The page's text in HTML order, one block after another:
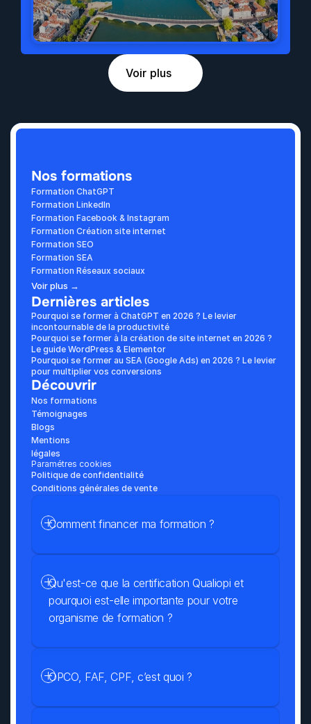
Voir plus
Nos formations
Formation ChatGPT
Formation LinkedIn
Formation Facebook & Instagram
Formation Création site internet
Formation SEO
Formation SEA
Formation Réseaux sociaux
Voir plus →
Dernières articles
Pourquoi se former à ChatGPT en 2026 ? Le levier
incontournable de la productivité
Pourquoi se former à la création de site internet en 2026 ?
Le guide WordPress & Elementor
Pourquoi se former au SEA (Google Ads) en 2026 ? Le levier
pour multiplier vos conversions
Découvrir
Nos formations
Témoignages
Blogs
Mentions
légales
Paramétres cookies
Politique de confidentialité
Conditions générales de vente
Qu'est-ce que la certification Qualiopi et
pourquoi est-elle importante pour votre
organisme de formation ?
Comment financer ma formation ?
OPCO, FAF, CPF, c’est quoi ?